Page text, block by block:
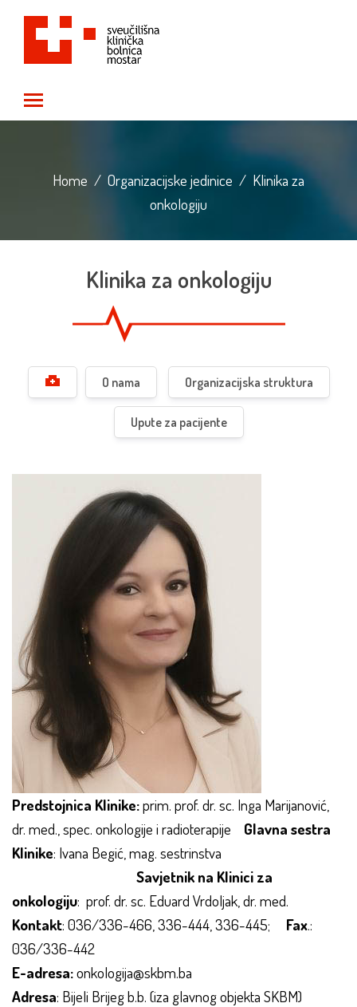
Home / Organizacijske jedinice / Klinika za
onkologiju
Klinika za onkologiju
O nama Organizacijska struktura
Upute za pacijente
Predstojnica Klinike:prim. prof. dr. sc. Inga Marijanović,
dr. med., spec. onkologije i radioterapije Glavna sestra
Klinike: Ivana Begić, mag. sestrinstva
Savjetnik na Klinici za
onkologiju: prof. dr. sc. Eduard Vrdoljak, dr. med.
Kontakt: 036/336-466, 336-444, 336-445; Fax.:
036/336-442
E-adresa:onkologija@skbm.ba
Adresa: Bijeli Brijeg b.b. (iza glavnog objekta SKBM)